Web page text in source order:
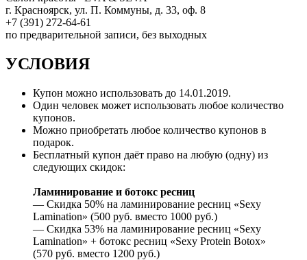
г. Красноярск, ул. П. Коммуны, д. 33, оф. 8
+7 (391) 272-64-61
по предварительной записи, без выходных
УСЛОВИЯ
Купон можно использовать до 14.01.2019.
Один человек может использовать любое количество
купонов.
Можно приобретать любое количество купонов в
подарок.
Бесплатный купон даёт право на любую (одну) из
следующих скидок:
Ламинирование и ботокс ресниц
— Скидка 50% на ламинирование ресниц «Sexy
Lamination» (500 руб. вместо 1000 руб.)
— Скидка 53% на ламинирование ресниц «Sexy
Lamination» + ботокс ресниц «Sexy Protein Botox»
(570 руб. вместо 1200 руб.)